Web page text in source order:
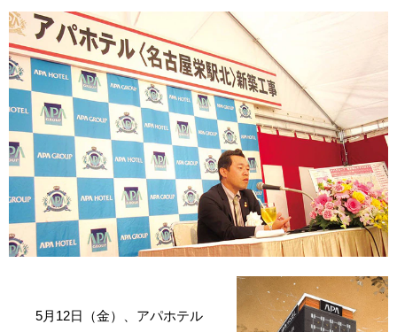
5月12日（金）、アパホテル